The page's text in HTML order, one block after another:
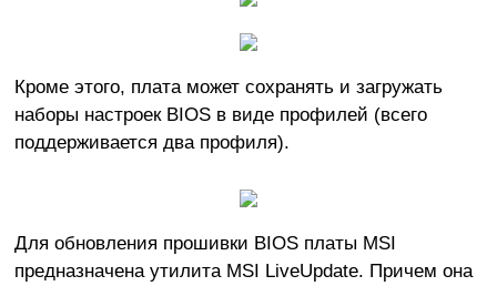
Кроме этого, плата может сохранять и загружать
наборы настроек BIOS в виде профилей (всего
поддерживается два профиля).
Для обновления прошивки BIOS платы MSI
предназначена утилита MSI LiveUpdate. Причем она